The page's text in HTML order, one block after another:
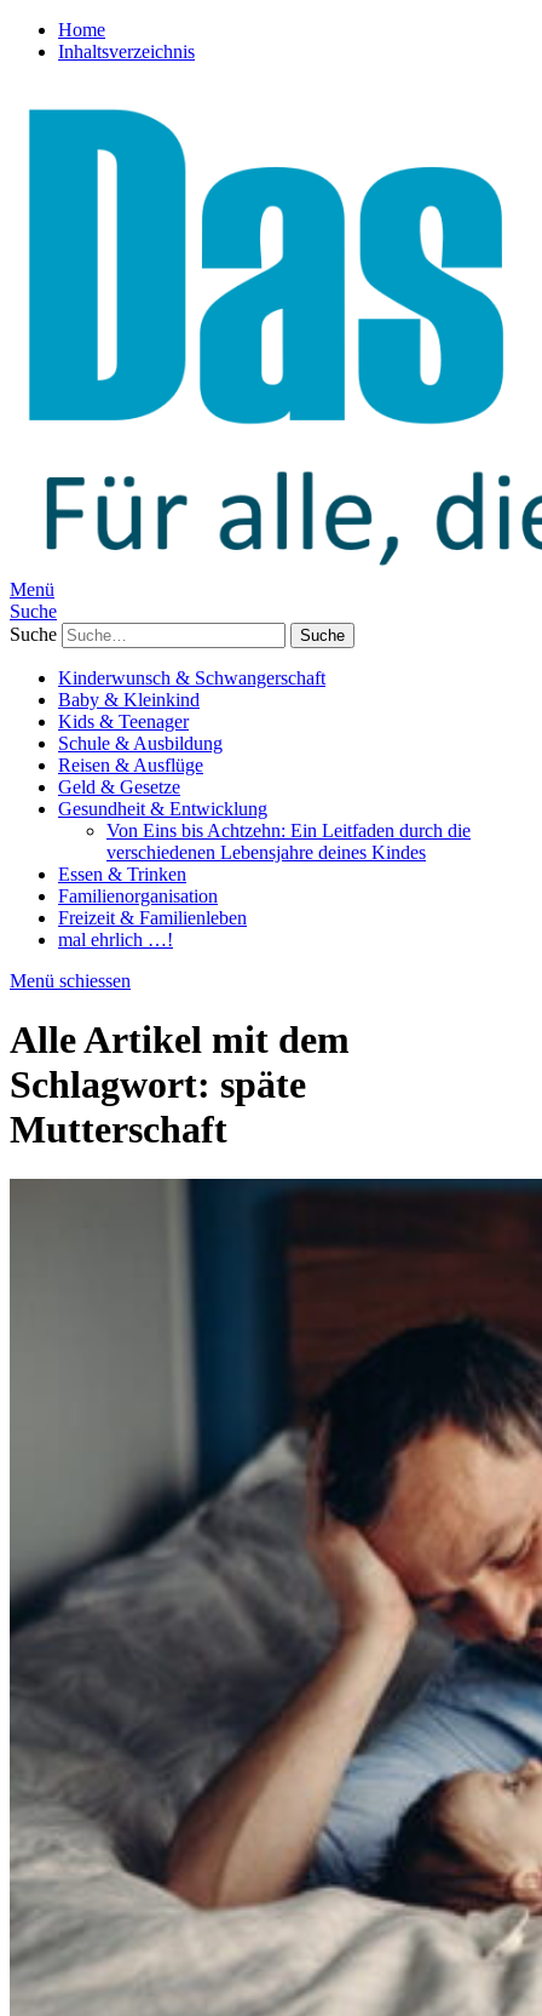
Home
Inhaltsverzeichnis
Menü
Suche
Suche
Kinderwunsch & Schwangerschaft
Baby & Kleinkind
Kids & Teenager
Schule & Ausbildung
Reisen & Ausflüge
Geld & Gesetze
Gesundheit & Entwicklung
Von Eins bis Achtzehn: Ein Leitfaden durch die
verschiedenen Lebensjahre deines Kindes
Essen & Trinken
Familienorganisation
Freizeit & Familienleben
mal ehrlich …!
Menü schiessen
Alle Artikel mit dem
Schlagwort: späte
Mutterschaft